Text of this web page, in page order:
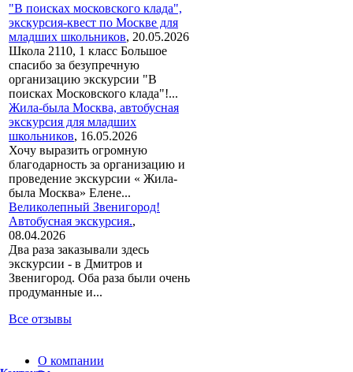
"В поисках московского клада",
экскурсия-квест по Москве для
младших школьников, 20.05.2026
Школа 2110, 1 класс Большое
спасибо за безупречную
организацию экскурсии "В
поисках Московского клада"!...
Жила-была Москва, автобусная
экскурсия для младших
школьников, 16.05.2026
Хочу выразить огромную
благодарность за организацию и
проведение экскурсии « Жила-
была Москва» Елене...
Великолепный Звенигород!
Автобусная экскурсия.,
08.04.2026
Два раза заказывали здесь
экскурсии - в Дмитров и
Звенигород. Оба раза были очень
продуманные и...
Все отзывы
О компании